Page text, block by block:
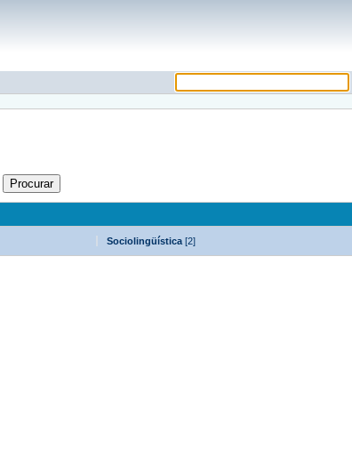
Sociolingüística [2]